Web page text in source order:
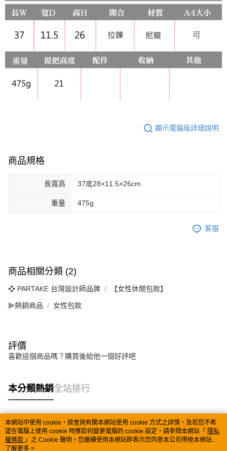
顯示電腦版詳細說明
商品規格
長寬高 37底28×11.5×26cm
重量 475g
客服
商品相關分類 (2)
❖ PARTAKE 台灣設計師品牌 【女性休閒包款】
⫸熱銷商品 女性包款
評價
喜歡這個商品嗎？購買後給他一個好評吧
本分類熱銷全站排行
熱門標籤
本網站中使用 cookie，欲查詢有關本網站使用 cookie 方式之詳情，及若您不希
望在電腦上使用 cookie 時應如何變更電腦的 cookie 設定，請參閱本網站「 隱私
權條款 」之 Cookie 聲明。您繼續使用本網站即表示您同意本公司得按本網站使
用條款之 Cookie 聲明使用 cookie。
了解更多 >